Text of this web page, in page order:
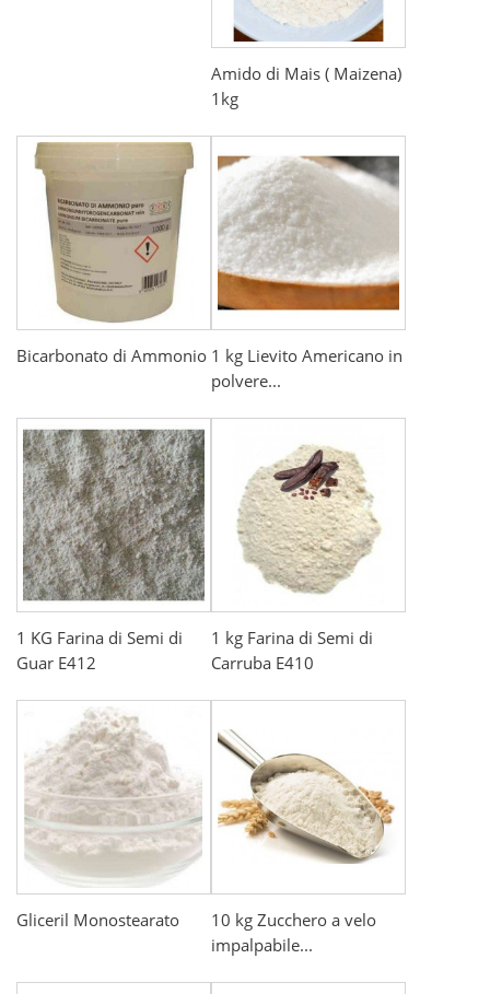
Amido di Mais ( Maizena)
1kg
Bicarbonato di Ammonio 1 kg Lievito Americano in
polvere...
1 KG Farina di Semi di
Guar E412
1 kg Farina di Semi di
Carruba E410
Gliceril Monostearato
10 kg Zucchero a velo
impalpabile...